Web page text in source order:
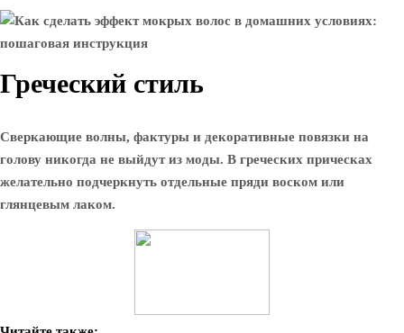
Греческий стиль
Сверкающие волны, фактуры и декоративные повязки на
голову никогда не выйдут из моды. В греческих прическах
желательно подчеркнуть отдельные пряди воском или
глянцевым лаком.